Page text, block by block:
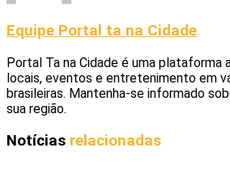
Equipe Portal ta na Cidade
Portal Ta na Cidade é uma plataforma
locais, eventos e entretenimento em
brasileiras. Mantenha-se informado
sua região.
Notícias relacionadas